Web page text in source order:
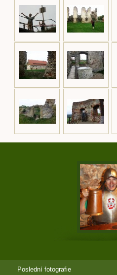
Poslední fotografie